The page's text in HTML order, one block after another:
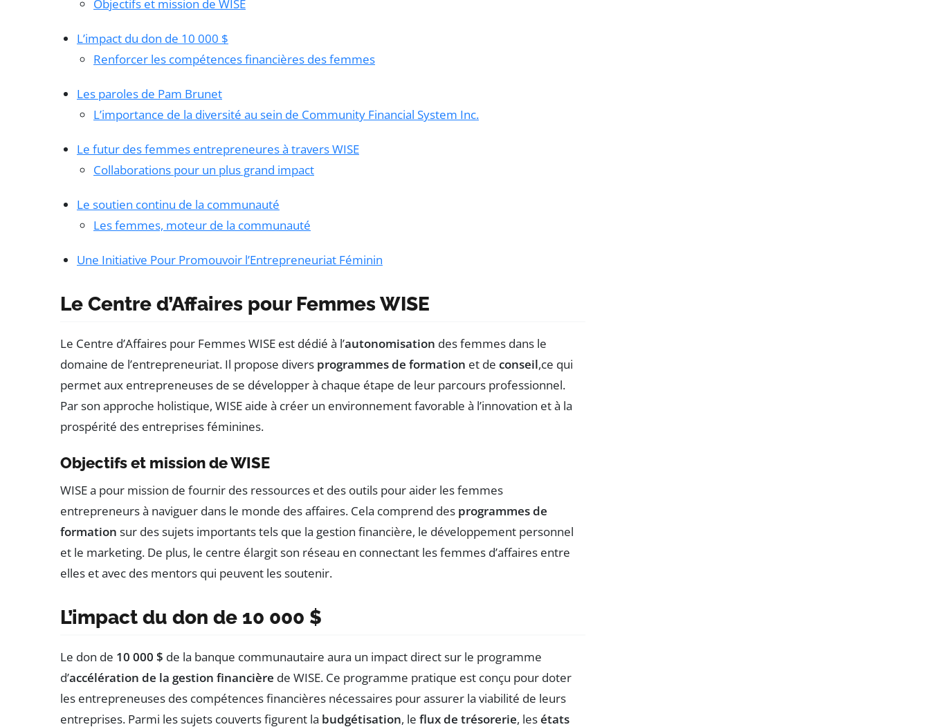
Objectifs et mission de WISE
L’impact du don de 10 000 $
Renforcer les compétences financières des femmes
Les paroles de Pam Brunet
L’importance de la diversité au sein de Community Financial System Inc.
Le futur des femmes entrepreneures à travers WISE
Collaborations pour un plus grand impact
Le soutien continu de la communauté
Les femmes, moteur de la communauté
Une Initiative Pour Promouvoir l’Entrepreneuriat Féminin
Le Centre d’Affaires pour Femmes WISE
Le Centre d’Affaires pour Femmes WISE est dédié à l’autonomisation des femmes dans le
domaine de l’entrepreneuriat. Il propose divers programmes de formation et de conseil,ce qui
permet aux entrepreneuses de se développer à chaque étape de leur parcours professionnel.
Par son approche holistique, WISE aide à créer un environnement favorable à l’innovation et à la
prospérité des entreprises féminines.
Objectifs et mission de WISE
WISE a pour mission de fournir des ressources et des outils pour aider les femmes
entrepreneurs à naviguer dans le monde des affaires. Cela comprend des programmes de
formation sur des sujets importants tels que la gestion financière, le développement personnel
et le marketing. De plus, le centre élargit son réseau en connectant les femmes d’affaires entre
elles et avec des mentors qui peuvent les soutenir.
L’impact du don de 10 000 $
Le don de 10 000 $ de la banque communautaire aura un impact direct sur le programme
d’accélération de la gestion financière de WISE. Ce programme pratique est conçu pour doter
les entrepreneuses des compétences financières nécessaires pour assurer la viabilité de leurs
entreprises. Parmi les sujets couverts figurent la budgétisation, le flux de trésorerie, lesétats